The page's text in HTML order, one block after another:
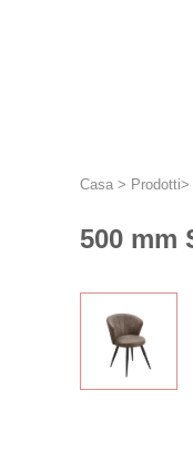
Casa > Prodotti>
500 mm